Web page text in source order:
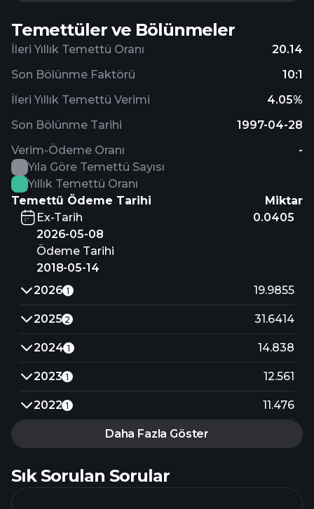
Temettüler ve Bölünmeler
İleri Yıllık Temettü Oranı 20.14
İleri Yıllık Temettü Verimi 4.05%
Verim-Ödeme Oranı -
Son Bölünme Faktörü 10:1
Son Bölünme Tarihi 1997-04-28
Yıla Göre Temettü Sayısı
Yıllık Temettü Oranı
Temettü Ödeme Tarihi
Miktar
Ex-Tarih
2026-05-08
Ödeme Tarihi
2018-05-14
0.0405
2026 1 19.9855
2025 2 31.6414
2024 1 14.838
2023 1 12.561
2022 1 11.476
Daha Fazla Göster
Sık Sorulan Sorular